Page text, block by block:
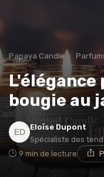
Papaya Candle
L'élégance
bougie au
Eloïse Dupont
Spécialiste des
9 min de lecture